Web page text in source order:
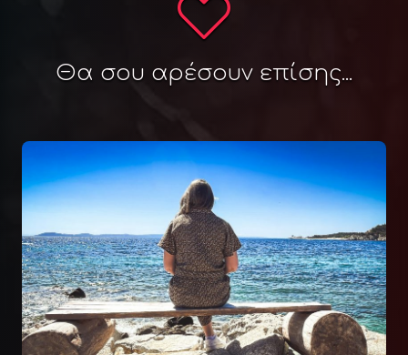
Θα σου αρέσουν επίσης...